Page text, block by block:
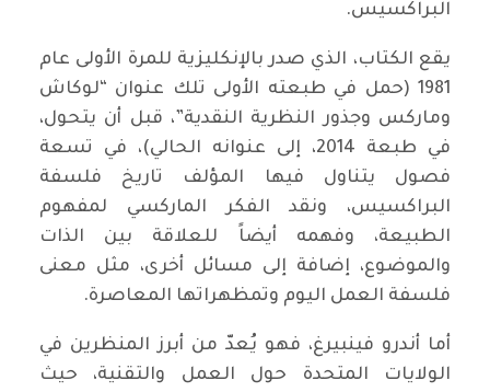
البراكسيس.
يقع الكتاب، الذي صدر بالإنكليزية للمرة الأولى عام
1981 (حمل في طبعته الأولى تلك عنوان “لوكاش
وماركس وجذور النظرية النقدية”، قبل أن يتحول،
في طبعة 2014، إلى عنوانه الحالي)، في تسعة
فصول يتناول فيها المؤلف تاريخ فلسفة
البراكسيس، ونقد الفكر الماركسي لمفهوم
الطبيعة، وفهمه أيضاً للعلاقة بين الذات
والموضوع، إضافة إلى مسائل أخرى، مثل معنى
فلسفة العمل اليوم وتمظهراتها المعاصرة.
أما أندرو فينبيرغ، فهو يُعدّ من أبرز المنظرين في
الولايات المتحدة حول العمل والتقنية، حيث